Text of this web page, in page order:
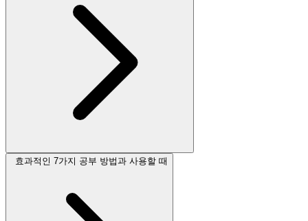
효과적인 7가지 공부 방법과 사용할 때